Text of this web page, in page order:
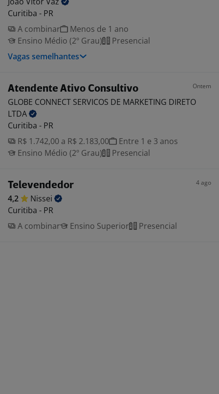
Curitiba - PR
A combinar
Menos de 1 ano
Ensino Médio (2º Grau)
Presencial
Vagas semelhantes
Atendente Ativo Consultivo Ontem
GLOBE CONNECT SERVICOS DE MARKETING DIRETO
LTDA
Curitiba - PR
R$ 1.742,00 a R$ 2.183,00
Entre 1 e 3 anos
Ensino Médio (2º Grau)
Presencial
Televendedor 4 ago
4,2
Nissei
Curitiba - PR
A combinar
Ensino Superior Presencial